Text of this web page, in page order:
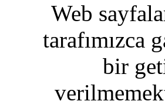
Web
bir